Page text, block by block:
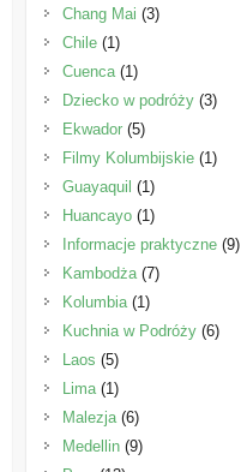
Chang Mai (3)
Chile(1)
Cuenca(1)
Dziecko w podróży(3)
Ekwador(5)
Filmy Kolumbijskie(1)
Guayaquil (1)
Huancayo(1)
Informacje praktyczne(9)
Kambodża(7)
Kolumbia(1)
Kuchnia w Podróży(6)
Laos (5)
Lima(1)
Malezja(6)
Medellin(9)